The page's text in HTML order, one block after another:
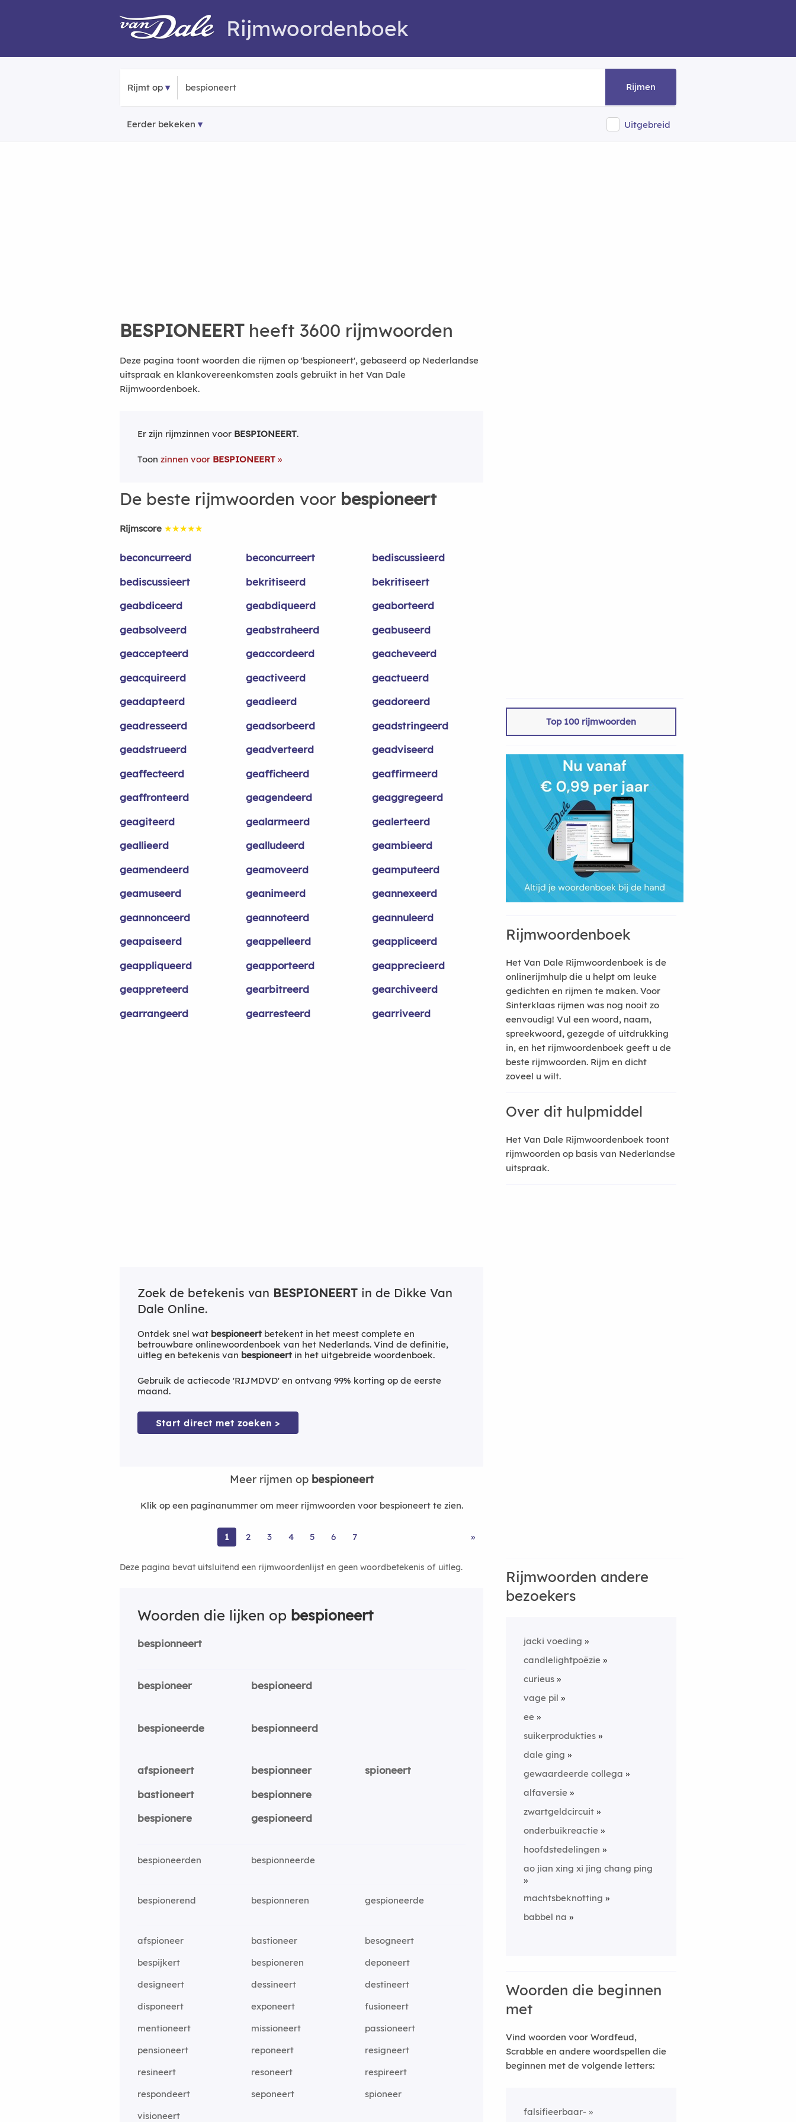
Rijmwoordenboek
Rijmt op Rijmen
Eerder bekeken Uitgebreid
BESPIONEERTheeft 3600 rijmwoorden
Deze pagina toont woorden die rijmen op 'bespioneert', gebaseerd op Nederlandse
uitspraak en klankovereenkomsten zoals gebruikt in het Van Dale
Rijmwoordenboek.
Er zijn rijmzinnen voor BESPIONEERT.
Toon zinnen voor BESPIONEERT
De beste rijmwoorden voor bespioneert
Rijmscore ★★★★★
beconcurreerd beconcurreert
bediscussieerd
bediscussieert
bekritiseerd
bekritiseert
geabdiceerd
geabdiqueerd
geaborteerd
geabsolveerd
geabstraheerd
geabuseerd
geaccepteerd
geaccordeerd
geacheveerd
geacquireerd
geactiveerd
geactueerd
geadapteerd
geadieerd
geadoreerd
geadresseerd
geadsorbeerd
geadstringeerd
geadstrueerd
geadverteerd
geadviseerd
geaffecteerd
geafficheerd
geaffirmeerd
geaffronteerd
geagendeerd
geaggregeerd
geagiteerd
gealarmeerd
gealerteerd
geallieerd
gealludeerd
geambieerd
geamendeerd
geamoveerd
geamputeerd
geamuseerd
geanimeerd
geannexeerd
geannonceerd
geannoteerd
geannuleerd
geapaiseerd
geappelleerd
geappliceerd
geappliqueerd
geapporteerd
geapprecieerd
geappreteerd
gearbitreerd
gearchiveerd
gearrangeerd
gearresteerd gearriveerd
Zoek de betekenis van BESPIONEERT in de Dikke Van
Dale Online.
Ontdek snel wat bespioneert betekent in het meest complete en
betrouwbare onlinewoordenboek van het Nederlands. Vind de definitie,
uitleg en betekenis van bespioneert in het uitgebreide woordenboek.
Gebruik de actiecode 'RIJMDVD' en ontvang 99% korting op de eerste
maand.
Start direct met zoeken >
Meer rijmen op bespioneert
Klik op een paginanummer om meer rijmwoorden voor bespioneert te zien.
1 2 3 4 5 6 7 »
Deze pagina bevat uitsluitend een rijmwoordenlijst en geen woordbetekenis of uitleg.
Woorden die lijken op bespioneert
bespionneert
bespioneer bespioneerd
bespioneerde bespionneerd
afspioneert bespionneer
spioneert
bastioneert
bespionnere
bespionere
gespioneerd
bespioneerden bespionneerde
bespionerend bespionneren gespioneerde
afspioneer bastioneer
besogneert
bespijkert
bespioneren
deponeert
designeert
dessineert
destineert
disponeert
exponeert
fusioneert
mentioneert
missioneert
passioneert
pensioneert
reponeert
resigneert
resineert
resoneert
respireert
respondeert
seponeert
spioneer
visioneert
Top 100 rijmwoorden
Rijmwoordenboek
Het Van Dale Rijmwoordenboek is de
onlinerijmhulp die u helpt om leuke
gedichten en rijmen te maken. Voor
Sinterklaas rijmen was nog nooit zo
eenvoudig! Vul een woord, naam,
spreekwoord, gezegde of uitdrukking
in, en het rijmwoordenboek geeft u de
beste rijmwoorden. Rijm en dicht
zoveel u wilt.
Over dit hulpmiddel
Het Van Dale Rijmwoordenboek toont
rijmwoorden op basis van Nederlandse
uitspraak.
Rijmwoorden andere
bezoekers
jacki voeding
candlelightpoëzie
curieus
vage pil
ee
suikerprodukties
dale ging
gewaardeerde collega
alfaversie
zwartgeldcircuit
onderbuikreactie
hoofdstedelingen
ao jian xing xi jing chang ping
machtsbeknotting
babbel na
Woorden die beginnen
met
Vind woorden voor Wordfeud,
Scrabble en andere woordspellen die
beginnen met de volgende letters:
falsifieerbaar-